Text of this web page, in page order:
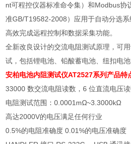
nt可程控仪器标准命令集）和Modbus协
准GB/T19582-2008）应用于自动分选系
高效完成远程控制和数据采集功能。
全新改良设计的交流电阻测试原理，可
试，包括锂电池、铅酸蓄电池、纽扣电
安柏电池内阻测试仪AT2527系列 产品特
33000 数交流电阻读数，6 位直流电压
电阻测试范围：0.0001mΩ~3.3000kΩ
高达2000V的电压满足任何行业
0.5%的电阻准确度 0.01%的电压准确度